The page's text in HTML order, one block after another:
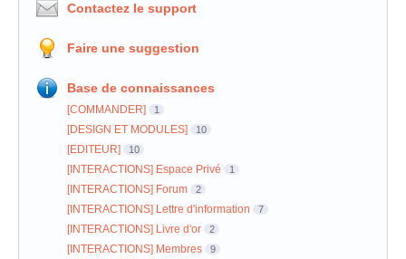
Contactez le support
Faire une suggestion
Base de connaissances
[COMMANDER] 1
[DESIGN ET MODULES] 10
[EDITEUR] 10
[INTERACTIONS] Espace Privé 1
[INTERACTIONS] Forum 2
[INTERACTIONS] Lettre d'information 7
[INTERACTIONS] Livre d'or 2
[INTERACTIONS] Membres 9